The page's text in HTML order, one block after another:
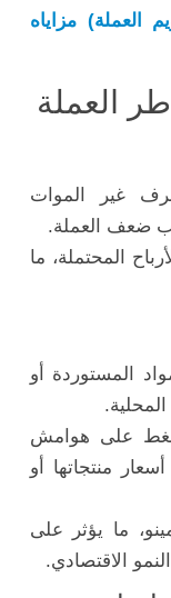
العملة) مزاياه
العملة
غير الموات
ضعف العملة.
المحتملة، ما
المستوردة أو
على هوامش
منتجاتها أو
ما يؤثر على
الاقتصادي.